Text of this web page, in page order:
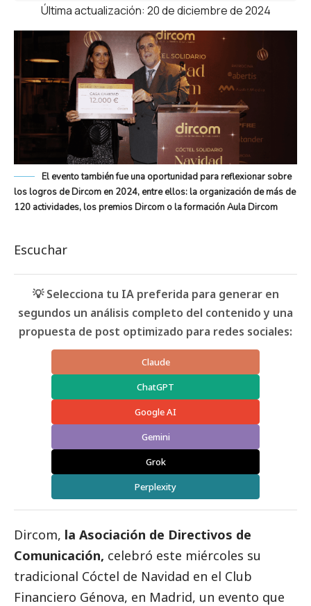
Última actualización: 20 de diciembre de 2024
El evento también fue una oportunidad para reflexionar sobre
los logros de Dircom en 2024, entre ellos: la organización de más de
120 actividades, los premios Dircom o la formación Aula Dircom
Escuchar
💡 Selecciona tu IA preferida para generar en
segundos un análisis completo del contenido y una
propuesta de post optimizado para redes sociales:
Claude
ChatGPT
Google AI
Gemini
Grok
Perplexity
Dircom, la Asociación de Directivos de
Comunicación, celebró este miércoles su
tradicional Cóctel de Navidad en el Club
Financiero Génova, en Madrid, un evento que